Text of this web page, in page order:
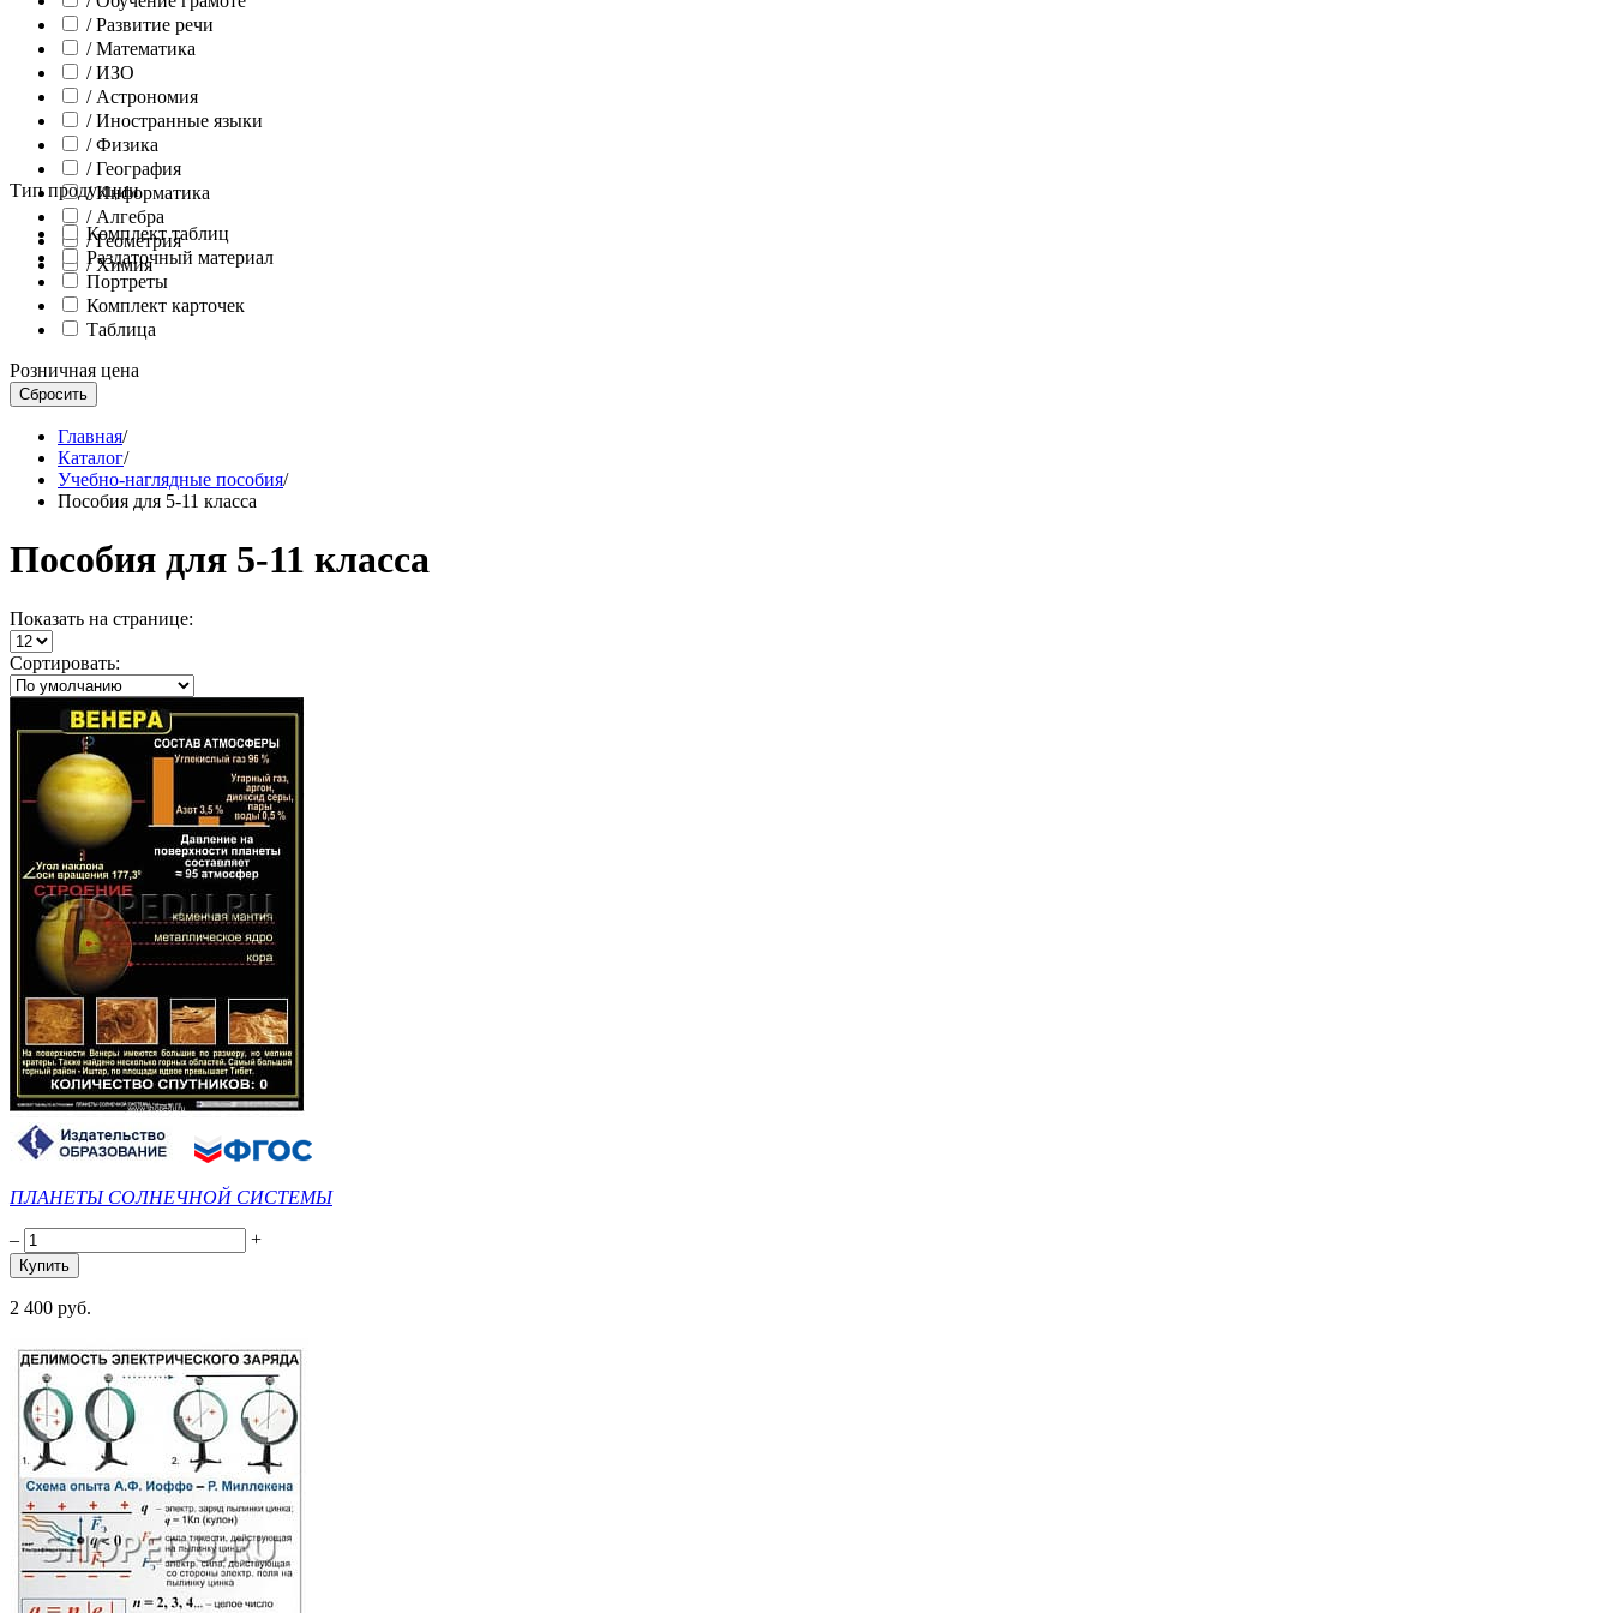
/ Развитие речи
/ Математика
/ ИЗО
/ Астрономия
/ Иностранные языки
/ Физика
/ География
/ Информатика
/ Алгебра
/ Геометрия
/ Химия
Тип продукции
Комплект таблиц
Раздаточный материал
Портреты
Комплект карточек
Таблица
Розничная цена
Главная/
Каталог/
Учебно-наглядные пособия/
Пособия для 5-11 класса
Пособия для 5-11 класса
Показать на странице:
Сортировать:
ПЛАНЕТЫ СОЛНЕЧНОЙ СИСТЕМЫ
– +
2 400 руб.